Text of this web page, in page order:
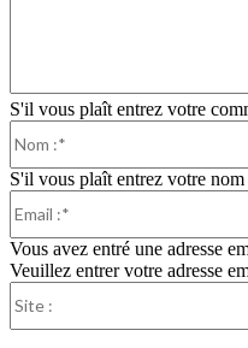
S'il vous plaît entrez votre
S'il vous plaît entrez votre
Vous avez entré une adresse
Veuillez entrer votre adresse